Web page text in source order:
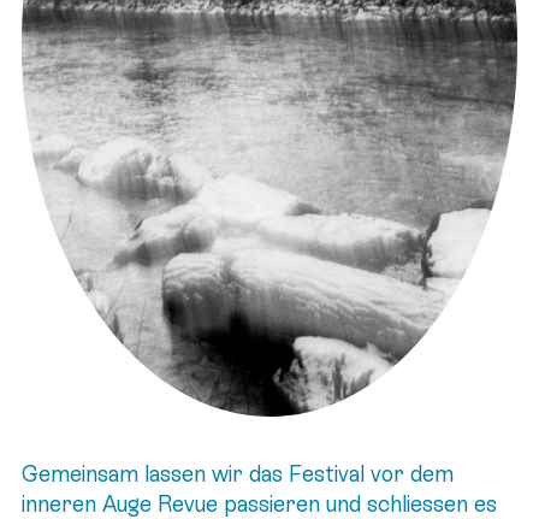
Gemeinsam lassen wir das Festival vor dem
inneren Auge Revue passieren und schliessen es